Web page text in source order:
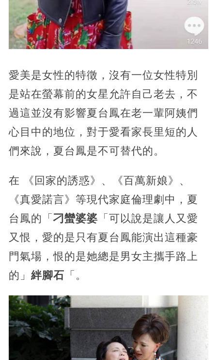
愛美是女性的特徵，沒有一位女性特別
是站在螢幕前的女星允許自己老去，不
過這並沒有影響夏台鳳在老一輩阿姨們
心目中的地位，對于愛看家長里短的人
們來說，夏台鳳是不可替代的。
在 《回家的誘惑》、《百萬新娘》、
《真愛諾言》等現代家庭倫理劇中，夏
台鳳的「刁蠻婆婆 「可以說是讓人又愛
又恨，愛的是只有夏台鳳能演出這種豪
門氣場，恨的是她總是男女主攜手路上
的」 絆腳石 「。